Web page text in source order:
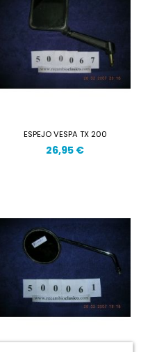
ESPEJO VESPA TX 200
26,95 €